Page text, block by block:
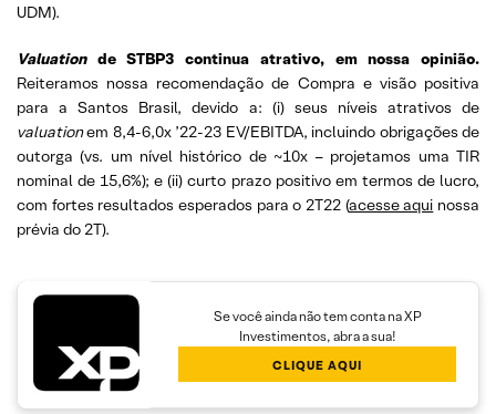
UDM).
Valuation de STBP3 continua atrativo, em nossa opinião.
Reiteramos nossa recomendação de Compra e visão positiva
para a Santos Brasil, devido a: (i) seus níveis atrativos de
valuationem 8,4-6,0x ’22-23 EV/EBITDA, incluindo obrigações de
outorga (vs. um nível histórico de ~10x – projetamos uma TIR
nominal de 15,6%); e (ii) curto prazo positivo em termos de lucro,
com fortes resultados esperados para o 2T22 (acesse aqui nossa
prévia do 2T).
Se você ainda não tem conta na XP
Investimentos, abra a sua!
CLIQUE AQUI